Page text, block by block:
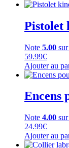
Pistolet
Note 5.00
59.99€
Ajouter au
Encens
Note 4.00
24.99€
Ajouter au